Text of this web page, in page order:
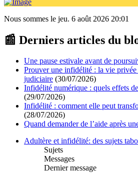
Nous sommes le jeu. 6 août 2026 20:01
📰 Derniers articles du
Une pause estivale avant de
Prouver une infidélité : la vie
judiciaire (30/07/2026)
Infidélité numérique : quels effets
(29/07/2026)
Infidélité : comment elle peut
(28/07/2026)
Quand demander de l’aide après
Adultère et infidélité: des sujets
Sujets
Messages
Dernier message